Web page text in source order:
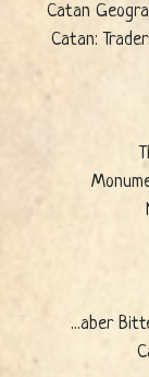
Catan
Catan:
...aber